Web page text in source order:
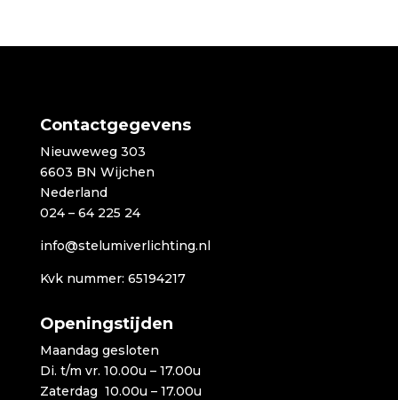
€1.899,00
Contactgegevens
Nieuweweg 303
6603 BN Wijchen
Nederland
024 – 64 225 24
info@stelumiverlichting.nl
Kvk nummer: 65194217
Openingstijden
Maandag gesloten
Di. t/m vr. 10.00u – 17.00u
Zaterdag 10.00u – 17.00u